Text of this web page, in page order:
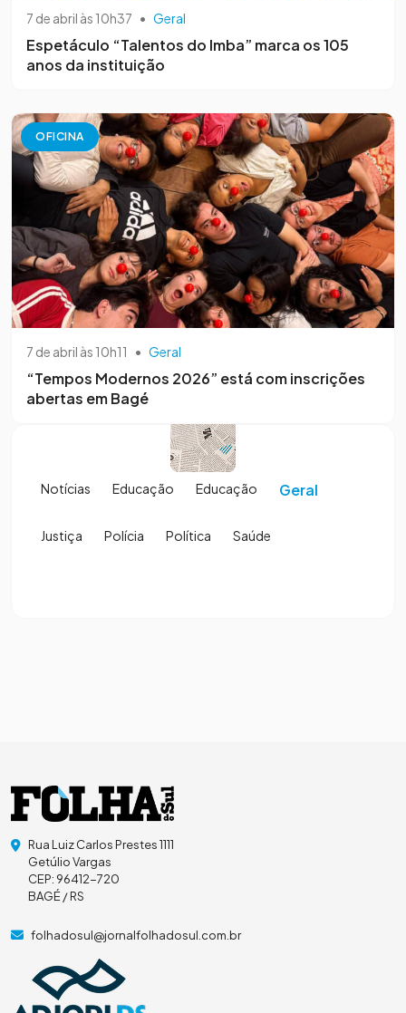
7 de abril às 10h37 • Geral
Espetáculo “Talentos do Imba” marca os 105
anos da instituição
OFICINA
7 de abril às 10h11 • Geral
“Tempos Modernos 2026” está com inscrições
abertas em Bagé
Notícias Educação Educação Geral
Justiça Polícia Política Saúde
Rua Luiz Carlos Prestes 1111
Getúlio Vargas
CEP: 96412-720
BAGÉ / RS
folhadosul@jornalfolhadosul.com.br